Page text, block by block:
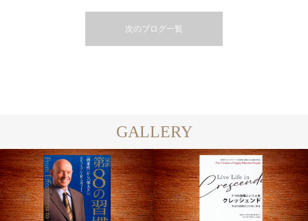
次のブログ一覧
GALLERY